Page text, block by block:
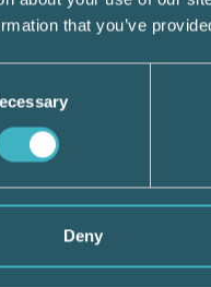
that you’ve
Deny